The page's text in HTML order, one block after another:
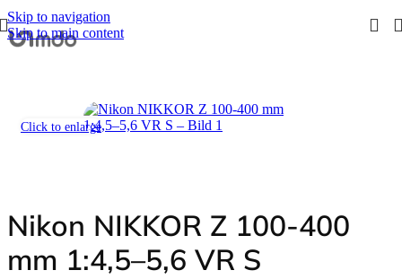
Skip to navigation
Skip to main content
Start/ Objektive/ Nikon
Click to enlarge
Nikon NIKKOR Z 100-400
mm 1:4,5–5,6 VR S